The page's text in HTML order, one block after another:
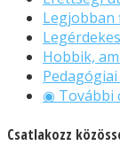
Legjobban
Hobbik,
◉ További
Csatlakozz